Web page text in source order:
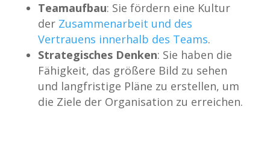
Teamaufbau: Sie fördern eine Kultur
der Zusammenarbeit und des
Vertrauens innerhalb des Teams.
Strategisches Denken: Sie haben die
Fähigkeit, das größere Bild zu sehen
und langfristige Pläne zu erstellen, um
die Ziele der Organisation zu erreichen.